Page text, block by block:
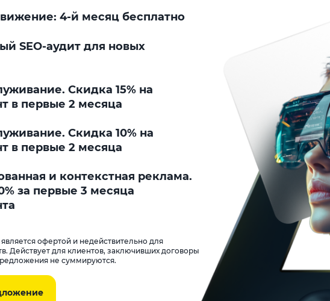
4-й месяц бесплатно
SEO-аудит для новых
Скидка 15% на
в первые 2 месяца
Скидка 10% на
в первые 2 месяца
и контекстная реклама.
за первые 3 месяца
офертой и недействительно для
Действует для клиентов, заключивших договоры
не суммируются.